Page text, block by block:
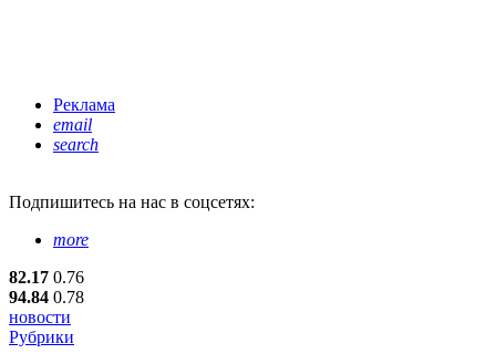
Реклама
email
search
Подпишитесь на нас в соцсетях:
more
82.17 0.76
94.84 0.78
новости
Рубрики